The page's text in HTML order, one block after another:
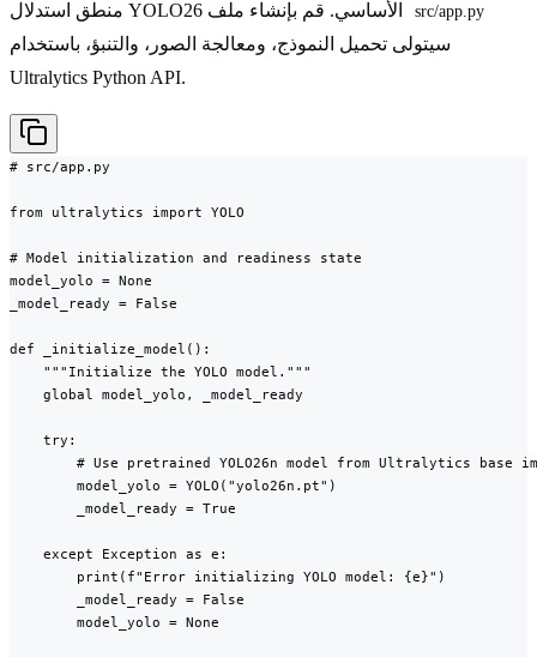
src/app.py
سيتولى تحميل النموذج، ومعالجة الصور، والتنبؤ، باستخدام
Ultralytics Python API.
# src/app.py
from ultralytics import YOLO
# Model initialization and readiness state
model_yolo = None
_model_ready = False
def _initialize_model():
    """Initialize the YOLO model."""
    global model_yolo, _model_ready
    try:
# Use pretrained YOLO26n model from Ultralytics base
        model_yolo = YOLO("yolo26n.pt")
        _model_ready = True
    except Exception as e:
        print(f"Error initializing YOLO model: {e}")
        _model_ready = False
        model_yolo = None